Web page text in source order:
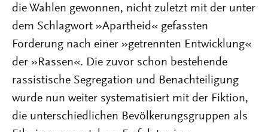
die Wahlen gewonnen, nicht zuletzt mit der unter
dem Schlagwort »Apartheid« gefassten
Forderung nach einer »getrennten Entwicklung«
der »Rassen«. Die zuvor schon bestehende
rassistische Segregation und Benachteiligung
wurde nun weiter systematisiert mit der Fiktion,
die unterschiedlichen Bevölkerungsgruppen als